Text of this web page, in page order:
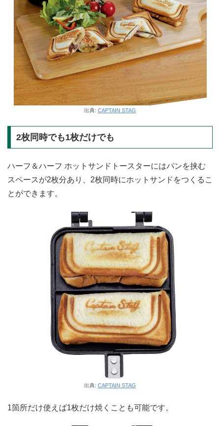
出典: CAPTAIN STAG
2枚同時でも1枚だけでも
ハーフ＆ハーフ ホットサンドトースターにはパンを挟む
スペースが2枚分あり、2枚同時にホットサンドをつくるこ
とができます。
出典: CAPTAIN STAG
1箇所だけ使えば1枚だけ焼くことも可能です。